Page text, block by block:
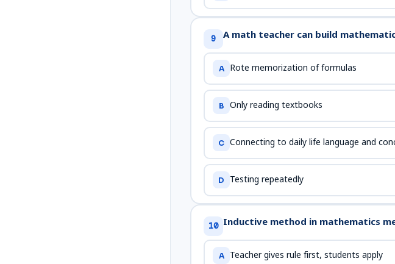
9 A math teacher can build
A Rote memorization of formulas
B Only reading textbooks
C Connecting to daily life language and
D Testing repeatedly
10 Inductive method in mathematics
A Teacher gives rule first, students apply